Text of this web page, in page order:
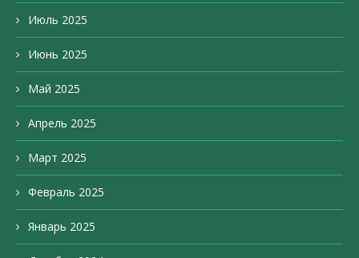
Июль 2025
Июнь 2025
Май 2025
Апрель 2025
Март 2025
Февраль 2025
Январь 2025